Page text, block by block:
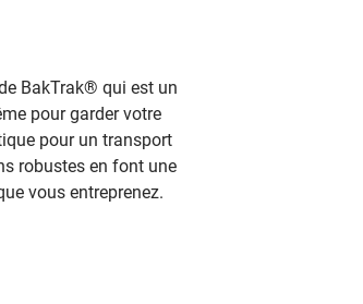
BakTrak® qui est un
pour garder votre
pour un transport
robustes en font une
vous entreprenez.